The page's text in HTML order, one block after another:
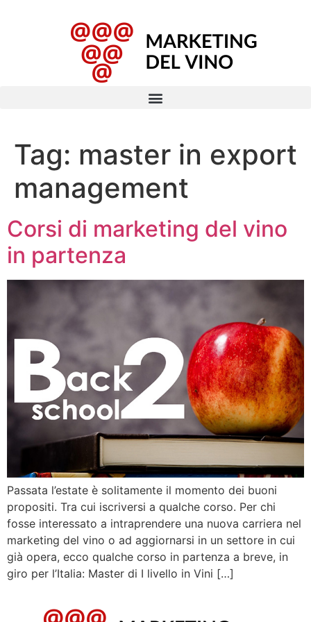
Tag: master in export
management
Corsi di marketing del vino
in partenza
Passata l’estate è solitamente il momento dei buoni
propositi. Tra cui iscriversi a qualche corso. Per chi
fosse interessato a intraprendere una nuova carriera nel
marketing del vino o ad aggiornarsi in un settore in cui
già opera, ecco qualche corso in partenza a breve, in
giro per l’Italia: Master di I livello in Vini […]